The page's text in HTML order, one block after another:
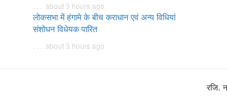
. . . about 3 hours ago
लोकसभा में हंगामे के बीच कराधान एवं अन्य विधियां
संशोधन विधेयक पारित
. . . about 3 hours ago
रजि.